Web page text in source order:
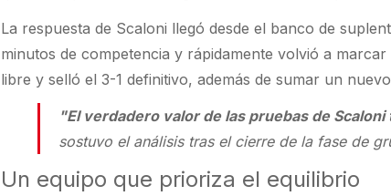
La respuesta de Scaloni llegó desde el banco de
minutos de competencia y rápidamente volvió a
libre y selló el 3-1 definitivo, además de sumar un
"El verdadero valor de las pruebas de
sostuvo el análisis tras el cierre de la fase de
Un equipo que prioriza el equilibrio